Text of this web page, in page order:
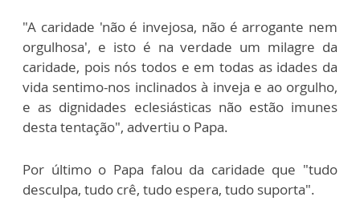
"A caridade 'não é invejosa, não é arrogante nem
orgulhosa', e isto é na verdade um milagre da
caridade, pois nós todos e em todas as idades da
vida sentimo-nos inclinados à inveja e ao orgulho,
e as dignidades eclesiásticas não estão imunes
desta tentação", advertiu o Papa.
Por último o Papa falou da caridade que "tudo
desculpa, tudo crê, tudo espera, tudo suporta".